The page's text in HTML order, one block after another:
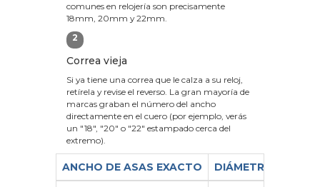
comunes en relojería son precisamente
18mm, 20mm y 22mm.
2
Correa vieja
Si ya tiene una correa que le calza a su reloj,
retírela y revise el reverso. La gran mayoría de
marcas graban el número del ancho
directamente en el cuero (por ejemplo, verás
un "18", "20" o "22" estampado cerca del
extremo).
ANCHO DE ASAS EXACTO DIÁMETRO DE